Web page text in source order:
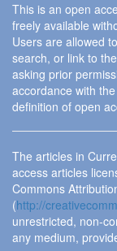
This is an open
freely available
Users are allowed
search, or link to
asking prior
accordance with
definition of open
The articles in
access articles
Commons
(http://
unrestricted, non-
any medium,